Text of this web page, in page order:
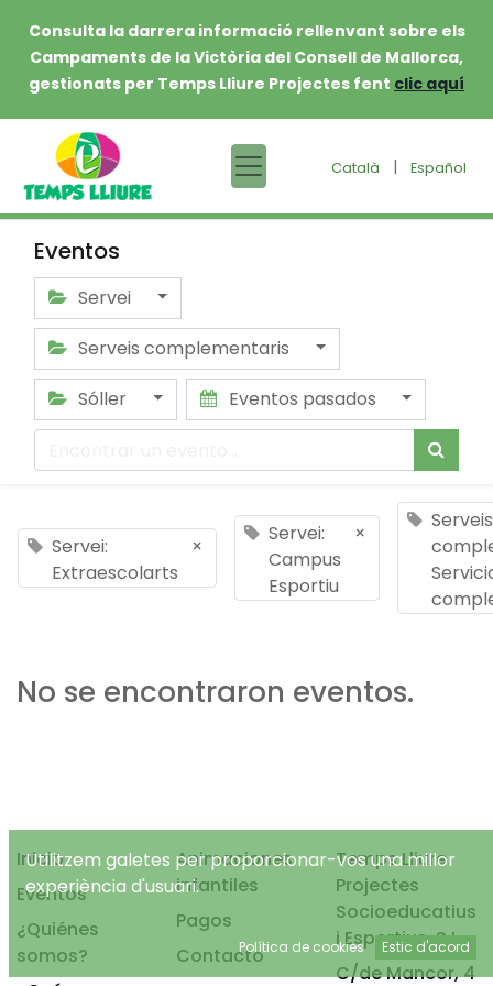
Consulta la darrera informació rellenvant sobre els
Campaments de la Victòria del Consell de Mallorca,
gestionats per Temps Lliure Projectes fent clic aquí
Català | Español
Eventos
Servei
Serveis complementaris
Sóller
Eventos pasados
Servei:
Extraescolarts
×
Servei:
Campus
Esportiu
×
Serveis
No se encontraron eventos.
Inicio
Eventos
¿Quiénes
somos?
Animaciones
infantiles
Pagos
Contacto
Temps Lliure
Projectes
Socioeducatius
i Esportius, S.L.
C/de Mancor, 4
Utilitzem galetes per proporcionar-vos una millor
experiència d'usuari.
Política de cookies Estic d'acord